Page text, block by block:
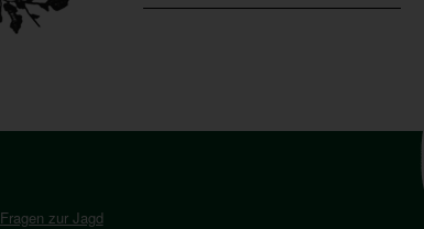
Fragen zur Jagd